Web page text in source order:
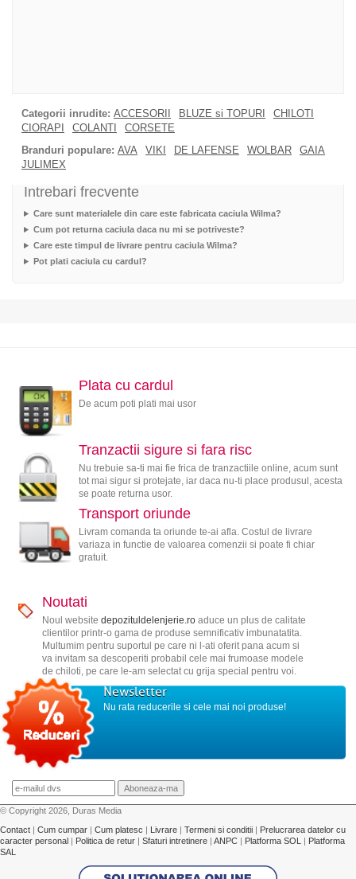
Categorii inrudite: ACCESORII BLUZE si TOPURI
CHILOTI
CIORAPI
COLANTI
CORSETE
Branduri populare: AVA VIKI DE LAFENSE WOLBAR
GAIA
JULIMEX
Intrebari frecvente
Care sunt materialele din care este fabricata caciula Wilma?
Cum pot returna caciula daca nu mi se potriveste?
Care este timpul de livrare pentru caciula Wilma?
Pot plati caciula cu cardul?
Plata cu cardul
De acum poti plati mai usor
Tranzactii sigure si fara risc
Nu trebuie sa-ti mai fie frica de tranzactiile online, acum sunt
tot mai sigur si protejate, iar daca nu-ti place produsul, acesta
se poate returna usor.
Transport oriunde
Livram comanda ta oriunde te-ai afla. Costul de livrare
variaza in functie de valoarea comenzii si poate fi chiar
gratuit.
Noutati
Noul website depozituldelenjerie.roaduce un plus de calitate
clientilor printr-o gama de produse semnificativ imbunatatita.
Multumim pentru suportul pe care ni l-ati oferit pana acum si
va invitam sa descoperiti probabil cele mai frumoase modele
de chiloti, pe care le-am selectat cu grija special pentru voi.
Newsletter
Nu rata reducerile si cele mai noi produse!
© Copyright 2026, Duras Media
Contact | Cum cumpar | Cum platesc | Livrare | Termeni si conditii | Prelucrarea datelor cu
caracter personal | Politica de retur | Sfaturi intretinere | ANPC | Platforma SOL | Platforma
SAL